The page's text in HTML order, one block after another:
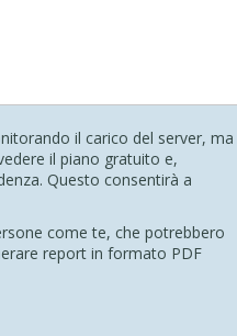
il carico del server, ma
il piano gratuito e,
Questo consentirà a
come te, che potrebbero
report in formato PDF